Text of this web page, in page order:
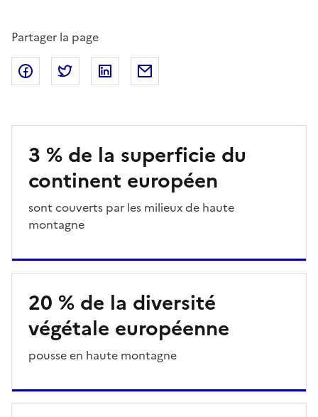
Partager la page
Partager sur Facebook
Partager sur Twitter
Partager sur Linkedin
3 % de la superficie du
continent européen
Description
sont couverts par les milieux de haute
montagne
20 % de la diversité
végétale européenne
Description
pousse en haute montagne